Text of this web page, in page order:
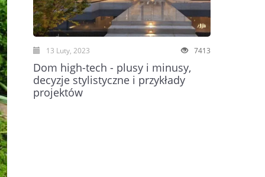
7413
13 Luty, 2023
Dom high-tech - plusy i minusy,
decyzje stylistyczne i przykłady
projektów